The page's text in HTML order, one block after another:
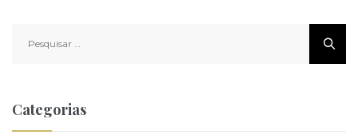
por:
Categorias